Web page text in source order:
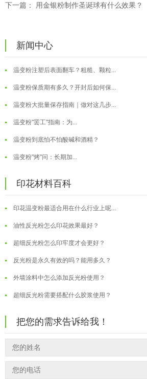
下一篇：
用金银粉制作圣诞球有什么效果？
新闻中心
温变粉适合做热变还是冷变？
温变粉注塑后表面翻车？粗糙、颗粒...
温变粉保质期有多久？开封后如何保...
温变粉大批量保存指南｜做对这几步...
温变粉"罢工"指南：为...
温变粉到底怕不怕酸碱和酒精？
温变粉"烤"问：长期加...
夜间安全卫士：丝印反光粉搭配全攻...
温变粉可以做防伪标签、温变防伪吗...
温变粉适合做热变还是冷变？
温变粉注塑后表面翻车？粗糙、颗粒...
温变粉保质期有多久？开封后如何保...
温变粉大批量保存指南｜做对这几步...
温变粉"罢工"指南：为...
温变粉"烤"问：长期加...
温变粉耐温真相：注塑"高温炼...
夜间安全卫士：丝印反光粉搭配全攻...
印花材料百科
反光粉太久不用结块要怎么处理？
印花温变粉最适合用在什么行业上呢...
油性反光粉怎么印花效果最好？
超细反光粉怎么印牢度才会更好？
反光粉是永久有效的吗？能用多久？
外墙涂料中怎么添加反光粉使用？
超细反光粉需要搭配什么胶浆使用？
反光粉可以混合其他颜料一起使用吗...
温变粉丝印到底用多少目网版？这篇...
反光粉太久不用结块要怎么处理？
把您的需求告诉给我！